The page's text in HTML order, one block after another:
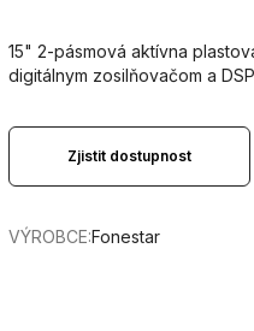
15" 2-pásmová aktívna
digitálnym zosilňovačom a
Zjistit dostupnost
VÝROBCE:Fonestar